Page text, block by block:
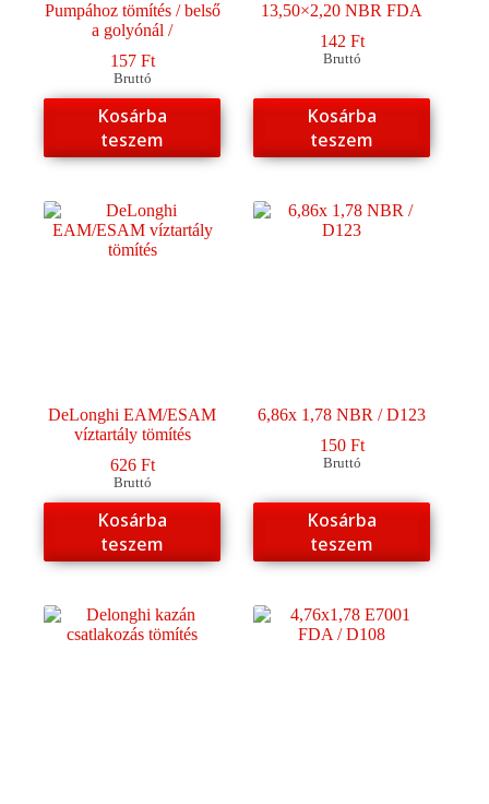
Pumpához tömítés / belső
a golyónál /
157 Ft
Bruttó
Kosárba
teszem
13,50×2,20 NBR FDA
142 Ft
Bruttó
Kosárba
teszem
DeLonghi EAM/ESAM
víztartály tömítés
626 Ft
Bruttó
Kosárba
teszem
6,86x 1,78 NBR / D123
150 Ft
Bruttó
Kosárba
teszem